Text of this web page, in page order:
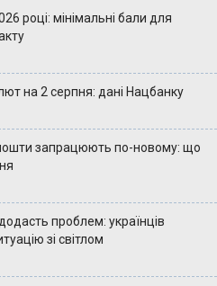
році: мінімальні бали для
на 2 серпня: дані Нацбанку
пошти запрацюють по-новому: що
проблем: українців
зі світлом